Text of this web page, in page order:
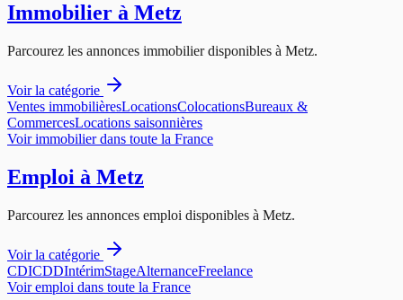
Immobilier à Metz
Parcourez les annonces immobilierdisponibles à Metz.
Voir la catégorie
Ventes immobilièresLocationsColocationsBureaux &
CommercesLocations saisonnières
Voirimmobilierdans toute la France
Emploi à Metz
Parcourez les annonces emploi disponibles à Metz.
Voir la catégorie
CDICDDIntérimStageAlternanceFreelance
Voiremploi dans toute la France